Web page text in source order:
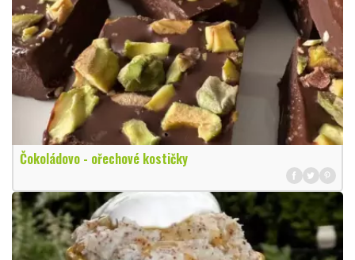
Čokoládovo - ořechové kostičky